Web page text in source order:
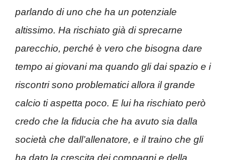
parlando di uno che ha un potenziale
altissimo. Ha rischiato già di sprecarne
parecchio, perché è vero che bisogna dare
tempo ai giovani ma quando gli dai spazio e i
riscontri sono problematici allora il grande
calcio ti aspetta poco. E lui ha rischiato però
credo che la fiducia che ha avuto sia dalla
società che dall’allenatore, e il traino che gli
ha dato la crescita dei compagni e della